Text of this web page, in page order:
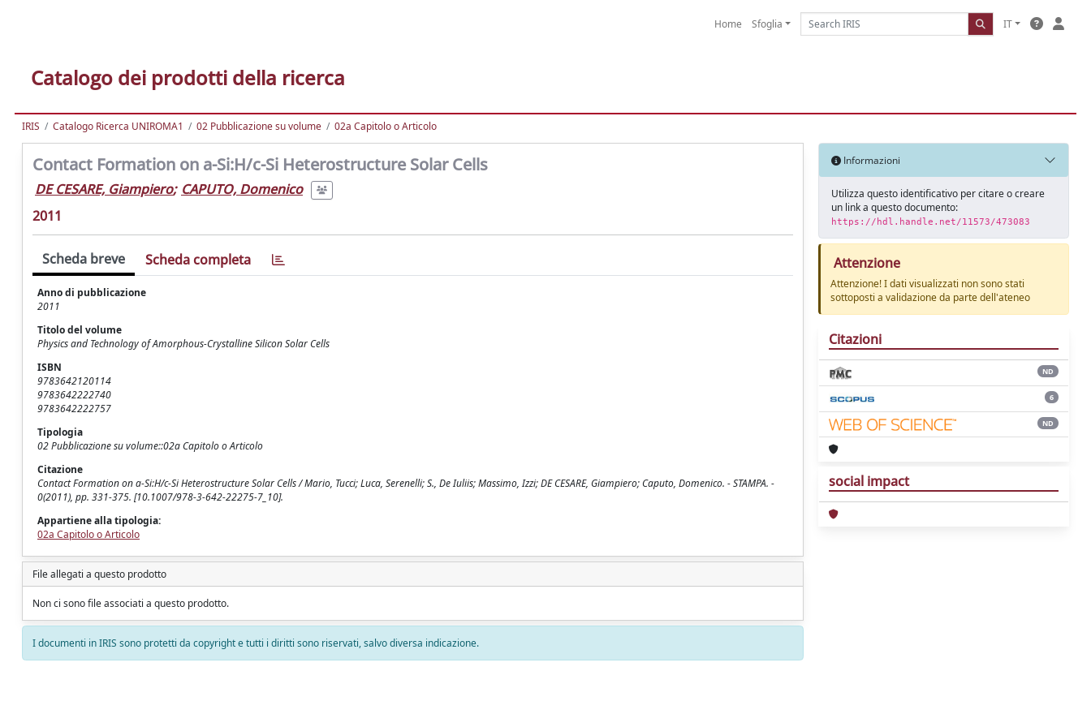
Home Sfoglia IT
Catalogo dei prodotti della ricerca
IRIS Catalogo Ricerca UNIROMA1 02 Pubblicazione su volume 02a Capitolo o Articolo
Contact Formation on a-Si:H/c-Si Heterostructure Solar Cells
DE CESARE, Giampiero; CAPUTO, Domenico
2011
Scheda breve Scheda completa
Anno di pubblicazione
2011
Titolo del volume
Physics and Technology of Amorphous-Crystalline Silicon Solar Cells
ISBN
9783642120114
9783642222740
9783642222757
Tipologia
02 Pubblicazione su volume::02a Capitolo o Articolo
Citazione
Contact Formation on a-Si:H/c-Si Heterostructure Solar Cells / Mario, Tucci; Luca, Serenelli; S., De Iuliis; Massimo, Izzi; DE CESARE, Giampiero; Caputo, Domenico. - STAMPA. -
0(2011), pp. 331-375. [10.1007/978-3-642-22275-7_10].
Appartiene alla tipologia:
02a Capitolo o Articolo
File allegati a questo prodotto
Non ci sono file associati a questo prodotto.
I documenti in IRIS sono protetti da copyright e tutti i diritti sono riservati, salvo diversa indicazione.
Informazioni
Utilizza questo identificativo per citare o creare
un link a questo documento:
https://hdl.handle.net/11573/473083
Attenzione
Attenzione! I dati visualizzati non sono stati
sottoposti a validazione da parte dell'ateneo
Citazioni
ND
6
ND
social impact